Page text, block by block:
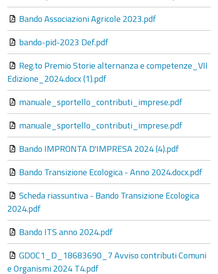
Bando Associazioni Agricole 2023.pdf
bando-pid-2023 Def.pdf
Reg.to Premio Storie alternanza e competenze_VII
Edizione_2024.docx (1).pdf
manuale_sportello_contributi_imprese.pdf
manuale_sportello_contributi_imprese.pdf
Bando IMPRONTA D'IMPRESA 2024 (4).pdf
Bando Transizione Ecologica - Anno 2024.docx.pdf
Scheda riassuntiva - Bando Transizione Ecologica
2024.pdf
Bando ITS anno 2024.pdf
GDOC1_D_18683690_7 Avviso contributi Comuni
e Organismi 2024 T4.pdf